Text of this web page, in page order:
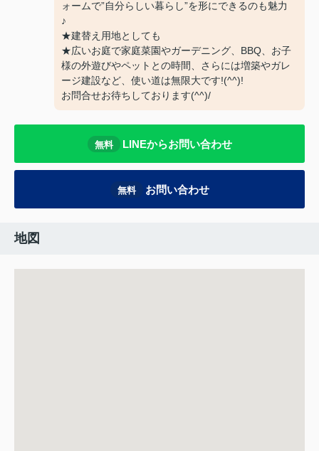
ォームで”自分らしい暮らし”を形にできるのも魅力
♪
★建替え用地としても
★広いお庭で家庭菜園やガーデニング、BBQ、お子
様の外遊びやペットとの時間、さらには増築やガレ
ージ建設など、使い道は無限大です!(^^)!
お問合せお待ちしております(^^)/
無料 LINEからお問い合わせ
無料 お問い合わせ
地図